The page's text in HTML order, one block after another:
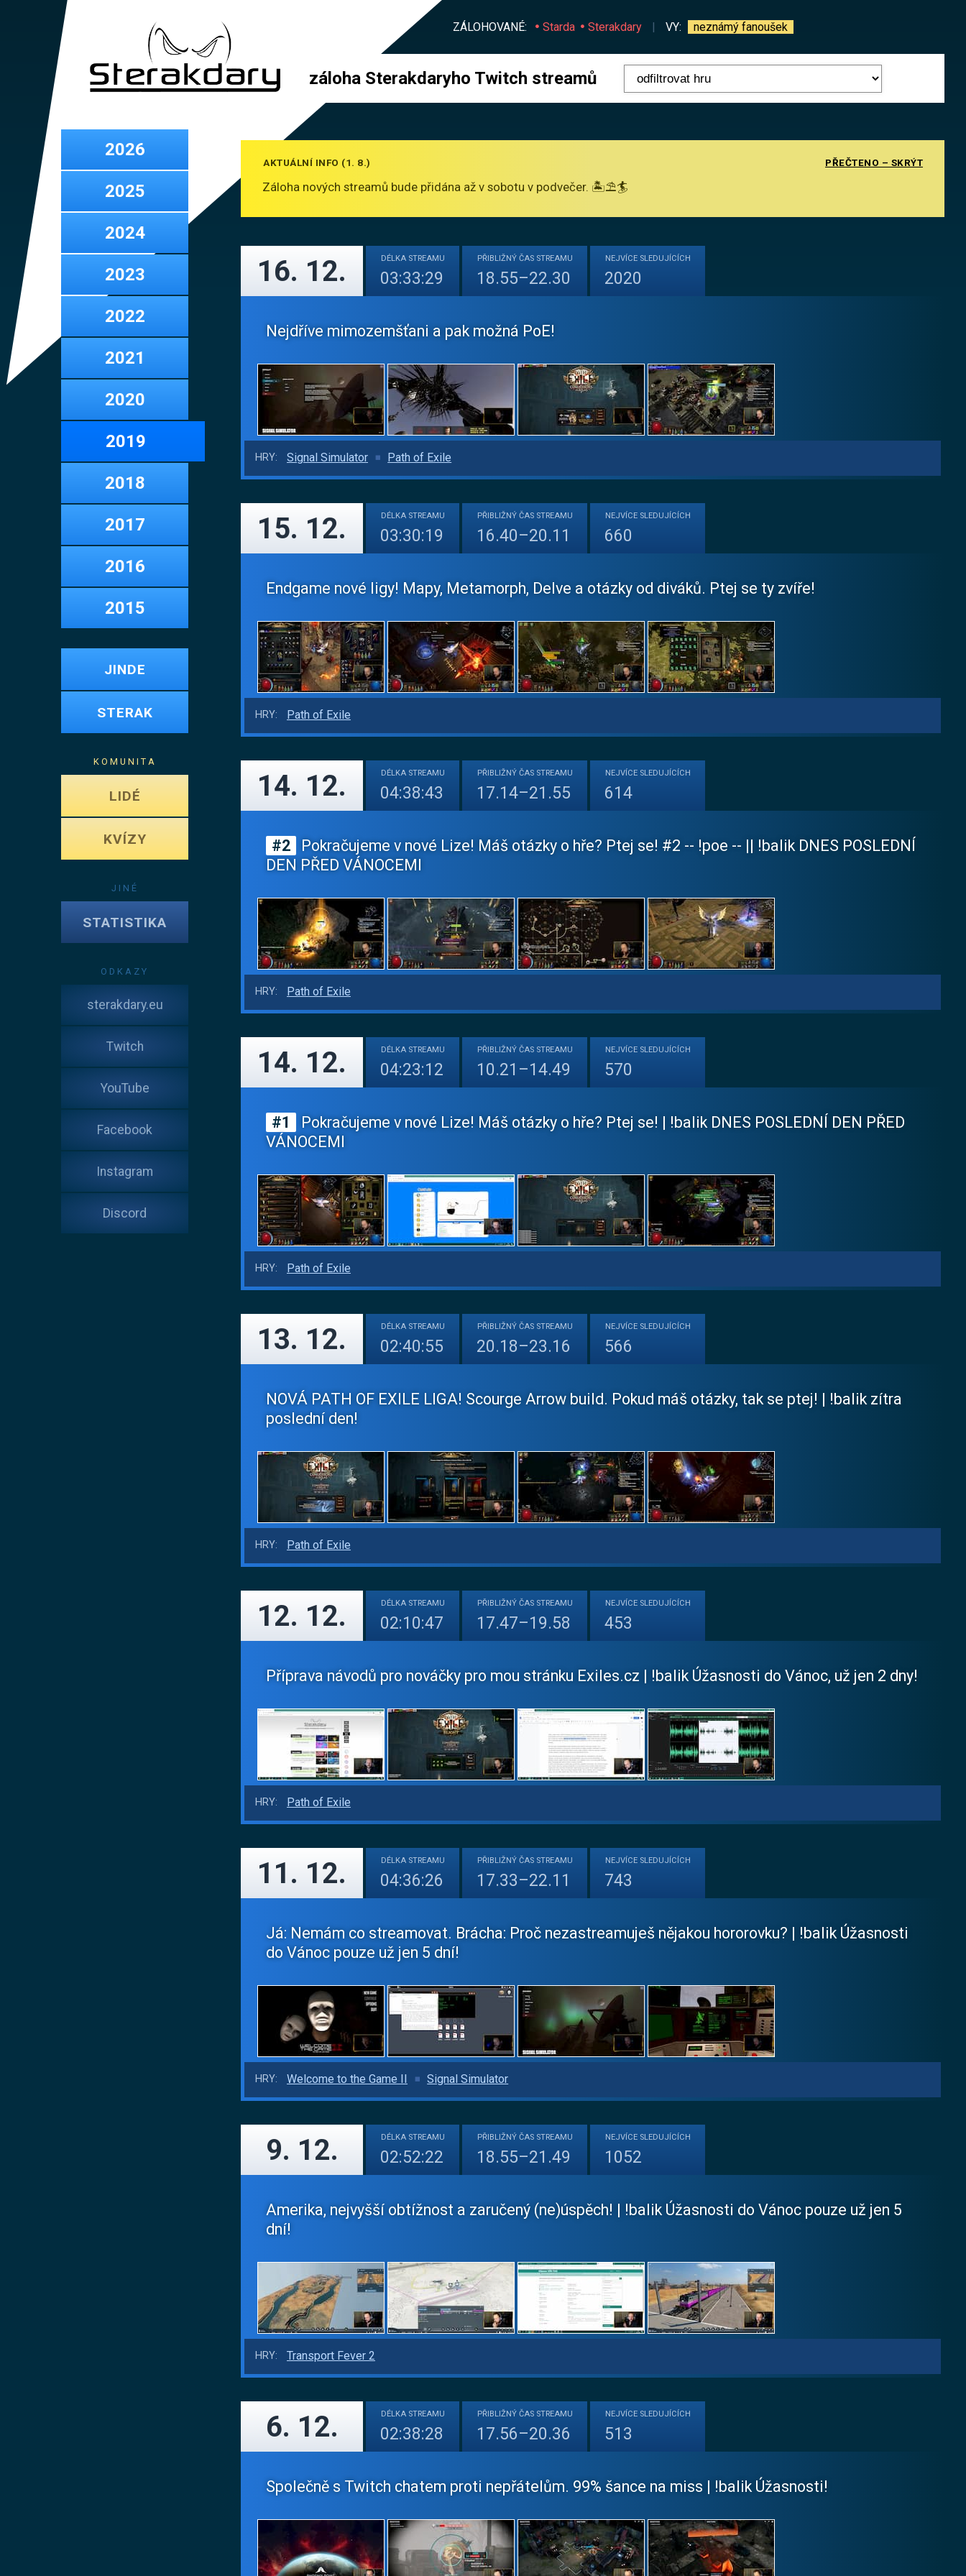
ZÁLOHOVANÉ: Starda Sterakdary | VY: neznámý fanoušek
záloha Sterakdaryho Twitch streamů
2026
2025
2024
2023
2022
2021
2020
2019
2018
2017
2016
2015
JINDE
STERAK
KOMUNITA
LIDÉ
KVÍZY
JINÉ
STATISTIKA
ODKAZY
sterakdary.eu
Twitch
YouTube
Facebook
Instagram
Discord
AKTUÁLNÍ INFO (1. 8.) PŘEČTENO – SKRÝT
Záloha nových streamů bude přidána až v sobotu v podvečer. 🏝️⛱️🏄
16. 12. DÉLKA STREAMU
03:33:29
PŘIBLIŽNÝ ČAS STREAMU
18.55–22.30
NEJVÍCE SLEDUJÍCÍCH
2020
Nejdříve mimozemšťani a pak možná PoE!
HRY: Signal Simulator Path of Exile
15. 12. DÉLKA STREAMU
03:30:19
PŘIBLIŽNÝ ČAS STREAMU
16.40–20.11
NEJVÍCE SLEDUJÍCÍCH
660
Endgame nové ligy! Mapy, Metamorph, Delve a otázky od diváků. Ptej se ty zvíře!
HRY: Path of Exile
14. 12. DÉLKA STREAMU
04:38:43
PŘIBLIŽNÝ ČAS STREAMU
17.14–21.55
NEJVÍCE SLEDUJÍCÍCH
614
#2
Pokračujeme v nové Lize! Máš otázky o hře? Ptej se! #2 -- !poe -- || !balik DNES POSLEDNÍ
DEN PŘED VÁNOCEMI
HRY: Path of Exile
14. 12. DÉLKA STREAMU
04:23:12
PŘIBLIŽNÝ ČAS STREAMU
10.21–14.49
NEJVÍCE SLEDUJÍCÍCH
570
#1
Pokračujeme v nové Lize! Máš otázky o hře? Ptej se! | !balik DNES POSLEDNÍ DEN PŘED
VÁNOCEMI
HRY: Path of Exile
13. 12. DÉLKA STREAMU
02:40:55
PŘIBLIŽNÝ ČAS STREAMU
20.18–23.16
NEJVÍCE SLEDUJÍCÍCH
566
NOVÁ PATH OF EXILE LIGA! Scourge Arrow build. Pokud máš otázky, tak se ptej! | !balik zítra
poslední den!
HRY: Path of Exile
12. 12. DÉLKA STREAMU
02:10:47
PŘIBLIŽNÝ ČAS STREAMU
17.47–19.58
NEJVÍCE SLEDUJÍCÍCH
453
Příprava návodů pro nováčky pro mou stránku Exiles.cz | !balik Úžasnosti do Vánoc, už jen 2 dny!
HRY: Path of Exile
11. 12. DÉLKA STREAMU
04:36:26
PŘIBLIŽNÝ ČAS STREAMU
17.33–22.11
NEJVÍCE SLEDUJÍCÍCH
743
Já: Nemám co streamovat. Brácha: Proč nezastreamuješ nějakou hororovku? | !balik Úžasnosti
do Vánoc pouze už jen 5 dní!
HRY: Welcome to the Game II Signal Simulator
9. 12. DÉLKA STREAMU
02:52:22
PŘIBLIŽNÝ ČAS STREAMU
18.55–21.49
NEJVÍCE SLEDUJÍCÍCH
1052
Amerika, nejvyšší obtížnost a zaručený (ne)úspěch! | !balik Úžasnosti do Vánoc pouze už jen 5
dní!
HRY: Transport Fever 2
6. 12. DÉLKA STREAMU
02:38:28
PŘIBLIŽNÝ ČAS STREAMU
17.56–20.36
NEJVÍCE SLEDUJÍCÍCH
513
Společně s Twitch chatem proti nepřátelům. 99% šance na miss | !balik Úžasnosti!